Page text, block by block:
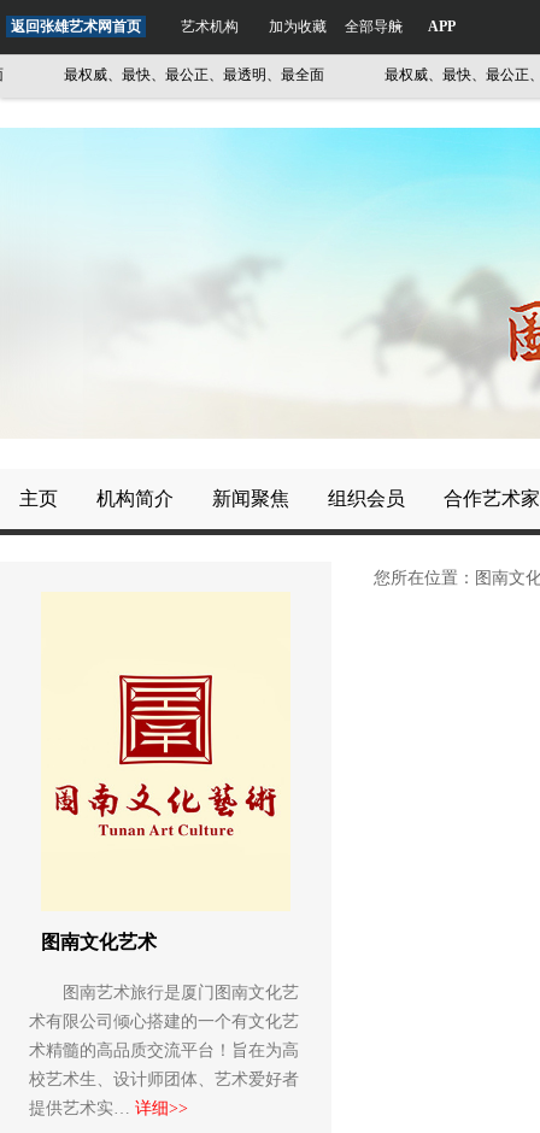
返回张雄艺术网首页 艺术机构 加为收藏 全部导航 APP
最权威、最快、最公正、最透明、最全面 最权威、最快、最公正、最
主页 机构简介 新闻聚焦 组织会员 合作艺术家
图南文化艺术
图南艺术旅行是厦门图南文化艺
术有限公司倾心搭建的一个有文化艺
术精髓的高品质交流平台！旨在为高
校艺术生、设计师团体、艺术爱好者
提供艺术实… 详细>>
您所在位置： 图南文